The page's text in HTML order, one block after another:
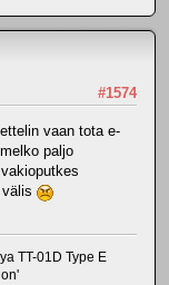
#1574
vaan tota e-
paljo
TT-01D Type E